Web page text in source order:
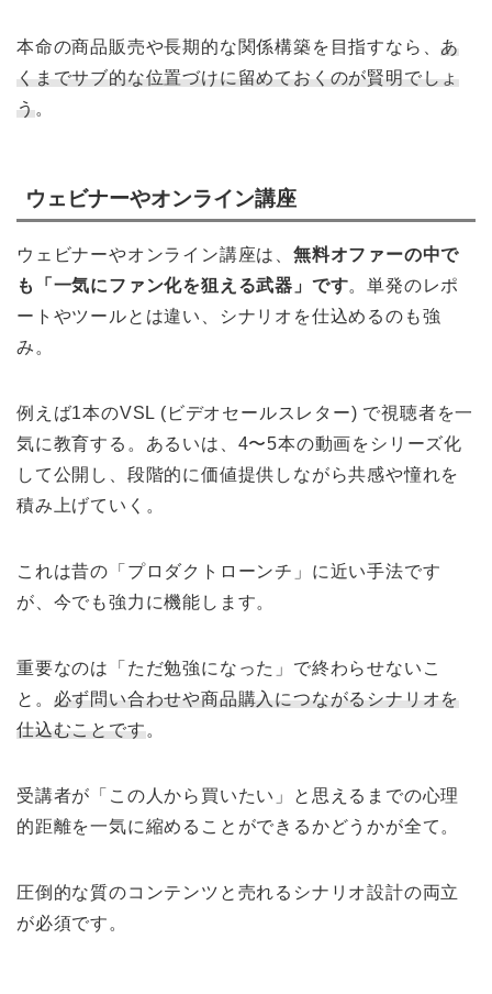
本命の商品販売や長期的な関係構築を目指すなら、あ
くまでサブ的な位置づけに留めておくのが賢明でしょ
う。
ウェビナーやオンライン講座
ウェビナーやオンライン講座は、 無料オファーの中で
も「一気にファン化を狙える武器」です。単発のレポ
ートやツールとは違い、シナリオを仕込めるのも強
み。
例えば1本のVSL (ビデオセールスレター) で視聴者を一
気に教育する。あるいは、4〜5本の動画をシリーズ化
して公開し、段階的に価値提供しながら共感や憧れを
積み上げていく。
これは昔の「プロダクトローンチ」に近い手法です
が、今でも強力に機能します。
重要なのは「ただ勉強になった」で終わらせないこ
と。 必ず問い合わせや商品購入につながるシナリオを
仕込むことです。
受講者が「この人から買いたい」と思えるまでの心理
的距離を一気に縮めることができるかどうかが全て。
圧倒的な質のコンテンツと売れるシナリオ設計の両立
が必須です。